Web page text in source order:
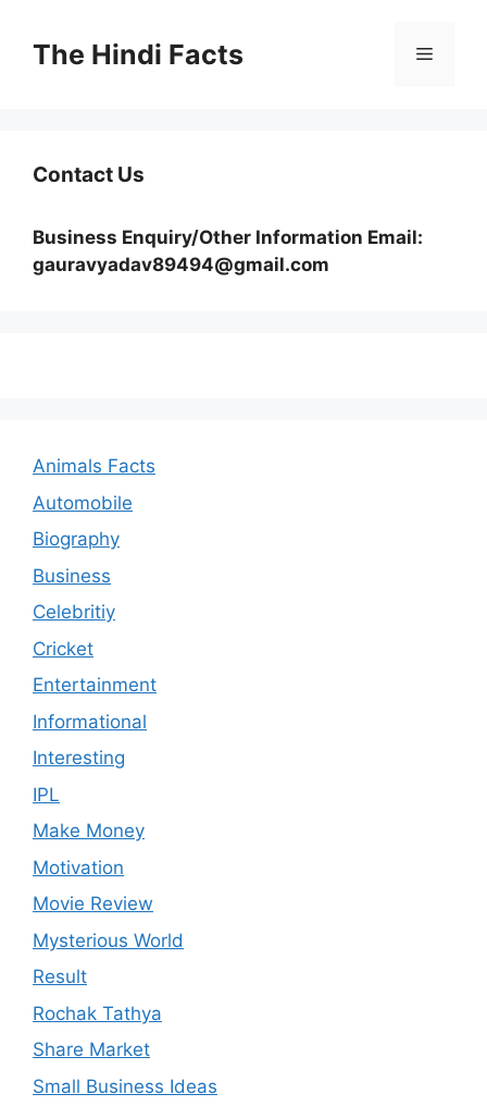
The Hindi Facts
Contact Us
Business Enquiry/Other Information Email:
gauravyadav89494@gmail.com
Animals Facts
Automobile
Biography
Business
Celebritiy
Cricket
Entertainment
Informational
Interesting
IPL
Make Money
Motivation
Movie Review
Mysterious World
Result
Rochak Tathya
Share Market
Small Business Ideas